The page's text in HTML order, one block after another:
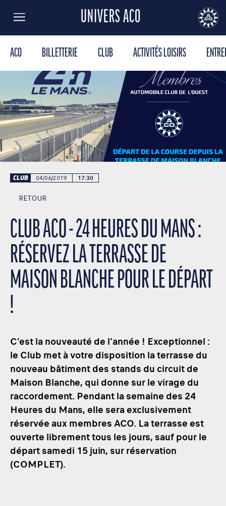
ACO BILLETTERIE CLUB ACTIVITÉS LOISIRS
Menu UNIVERS ACO
AUTOMOBILE CLUB DE L'OUEST 24
CLUB 04/06/2019 17:30
RETOUR
CLUB ACO - 24 HEURES DU MANS :
RÉSERVEZ LA TERRASSE DE
MAISON BLANCHE POUR LE DÉPART
!
C'est la nouveauté de l'année ! Exceptionnel :
le Club met à votre disposition la terrasse du
nouveau bâtiment des stands du circuit de
Maison Blanche, qui donne sur le virage du
raccordement. Pendant la semaine des 24
Heures du Mans, elle sera exclusivement
réservée aux membres ACO. La terrasse est
ouverte librement tous les jours, sauf pour le
départ samedi 15 juin, sur réservation
(COMPLET).